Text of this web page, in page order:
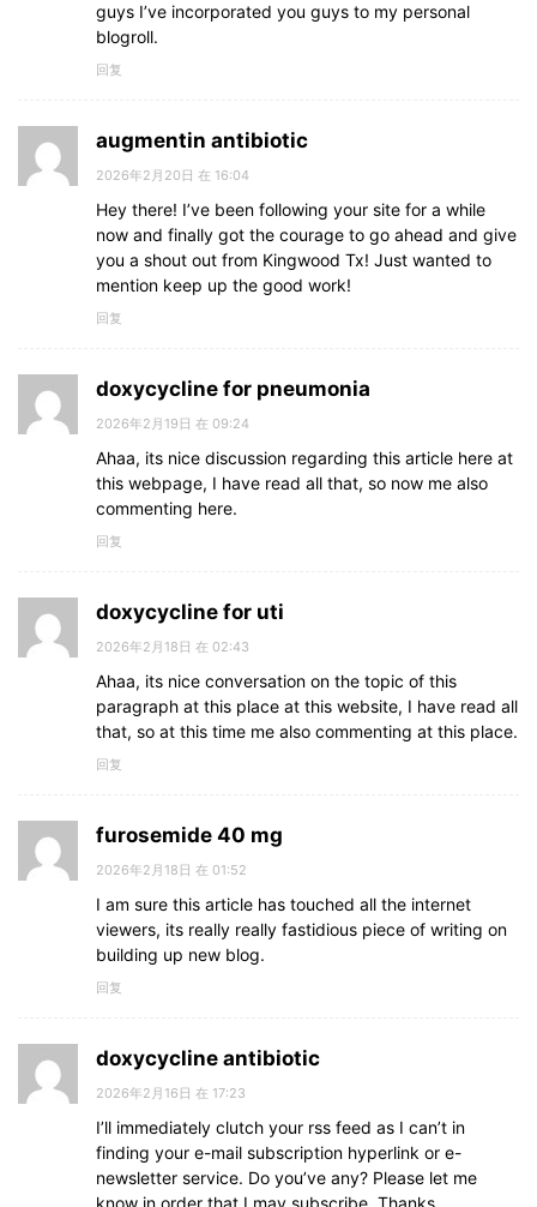
guys I’ve incorporated you guys to my personal
blogroll.
回复
augmentin antibiotic
2026年2月20日 在 16:04
Hey there! I’ve been following your site for a while
now and finally got the courage to go ahead and give
you a shout out from Kingwood Tx! Just wanted to
mention keep up the good work!
回复
doxycycline for pneumonia
2026年2月19日 在 09:24
Ahaa, its nice discussion regarding this article here at
this webpage, I have read all that, so now me also
commenting here.
回复
doxycycline for uti
2026年2月18日 在 02:43
Ahaa, its nice conversation on the topic of this
paragraph at this place at this website, I have read all
that, so at this time me also commenting at this place.
回复
furosemide 40 mg
2026年2月18日 在 01:52
I am sure this article has touched all the internet
viewers, its really really fastidious piece of writing on
building up new blog.
回复
doxycycline antibiotic
2026年2月16日 在 17:23
I’ll immediately clutch your rss feed as I can’t in
finding your e-mail subscription hyperlink or e-
newsletter service. Do you’ve any? Please let me
know in order that I may subscribe. Thanks.